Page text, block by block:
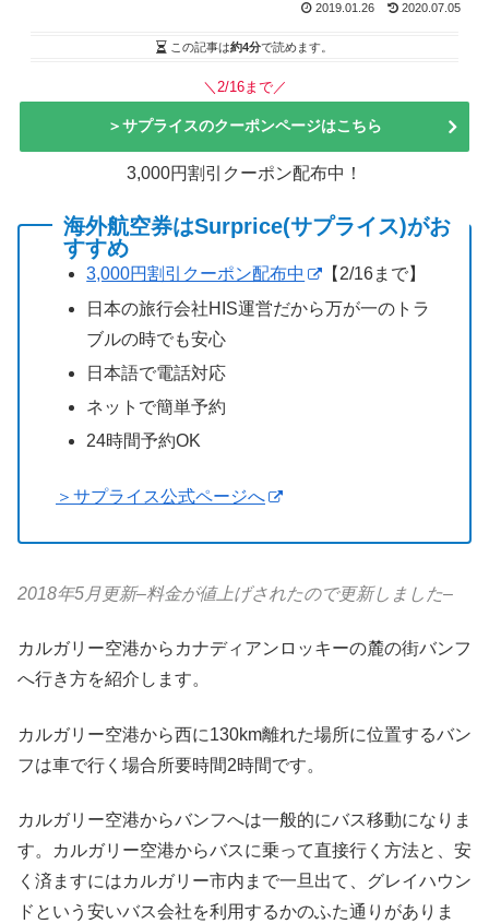
2019.01.26 2020.07.05
この記事は約4分で読めます。
＼2/16まで／
＞サプライスのクーポンページはこちら
3,000円割引クーポン配布中！
海外航空券はSurprice(サプライス)がお
すすめ
3,000円割引クーポン配布中
【2/16まで】
日本の旅行会社HIS運営だから万が一のトラ
ブルの時でも安心
日本語で電話対応
ネットで簡単予約
24時間予約OK
＞サプライス公式ページへ
2018年5月更新–料金が値上げされたので更新しました–
カルガリー空港からカナディアンロッキーの麓の街バンフ
へ行き方を紹介します。
カルガリー空港から西に130km離れた場所に位置するバン
フは車で行く場合所要時間2時間です。
カルガリー空港からバンフへは一般的にバス移動になりま
す。カルガリー空港からバスに乗って直接行く方法と、安
く済ますにはカルガリー市内まで一旦出て、グレイハウン
ドという安いバス会社を利用するかのふた通りがありま